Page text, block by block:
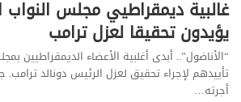
غالبية ديمقراطيي مجلس النواب
يؤيدون تحقيقا لعزل ترامب
“الأناضول”.. أبدى أغلبية الأعضاء الديمقراطيين
تأييدهم لإجراء تحقيق لعزل الرئيس دونالد
أجرته…